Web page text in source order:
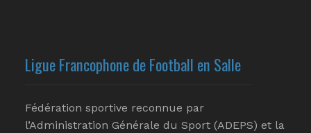
Ligue Francophone de Football en Salle
Fédération sportive reconnue par
l’Administration Générale du Sport (ADEPS) et la